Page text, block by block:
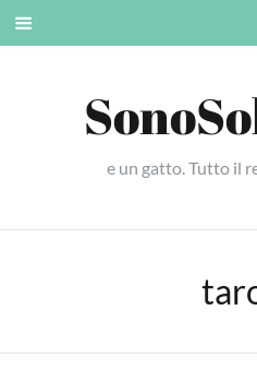
Skip
e un gatto. Tutto il